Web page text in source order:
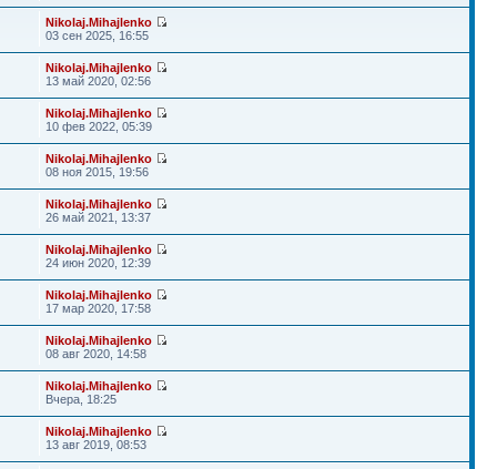
Nikolaj.Mihajlenko
03 сен 2025, 16:55
Nikolaj.Mihajlenko
13 май 2020, 02:56
Nikolaj.Mihajlenko
10 фев 2022, 05:39
Nikolaj.Mihajlenko
08 ноя 2015, 19:56
Nikolaj.Mihajlenko
26 май 2021, 13:37
Nikolaj.Mihajlenko
24 июн 2020, 12:39
Nikolaj.Mihajlenko
17 мар 2020, 17:58
Nikolaj.Mihajlenko
08 авг 2020, 14:58
Nikolaj.Mihajlenko
Вчера, 18:25
Nikolaj.Mihajlenko
13 авг 2019, 08:53